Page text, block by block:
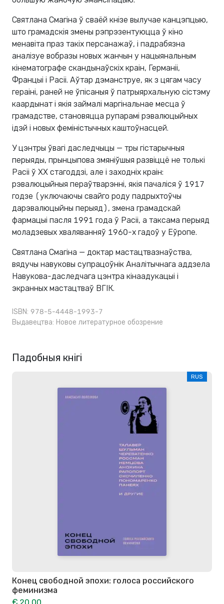
Святлана Смагіна ў сваёй кнізе вылучае канцэпцыю,
што грамадскія змены рэпрэзентуюцца ў кіно
менавіта праз такіх персанажаў, і падрабязна
аналізуе вобразы новых жанчын у нацыянальным
кінематографе скандынаўскіх краін, Германіі,
Францыі і Расіі. Аўтар дэманструе, як з цягам часу
гераіні, раней не ўпісаныя ў патрыярхальную сістэму
каардынат і якія займалі маргінальнае месца ў
грамадстве, становяцца рупарамі рэвалюцыйных
ідэй і новых феміністычных каштоўнасцей.
У цэнтры ўвагі даследчыцы — тры гістарычныя
перыяды, прынцыпова змяніўшыя развіццё не толькі
Расіі ў XX стагоддзі, але і заходніх краін:
рэвалюцыйныя пераўтварэнні, якія пачаліся ў 1917
годзе (уключаючы свайго роду падрыхтоўчы
дарэвалюцыйны перыяд), змена грамадскай
фармацыі пасля 1991 года ў Расіі, а таксама перыяд
моладзевых хваляванняў 1960-х гадоў у Еўропе.
Святлана Смагіна — доктар мастацтвазнаўства,
вядучы навуковы супрацоўнік Аналітычнага аддзела
Навукова-даследчага цэнтра кінаадукацыі і
экранных мастацтваў ВГІК.
ISBN: 978-5-4448-1993-7
Выдавецтва: Новое литературное обозрение
Падобныя кнігі
RUS
Конец свободной эпохи: голоса российского
феминизма